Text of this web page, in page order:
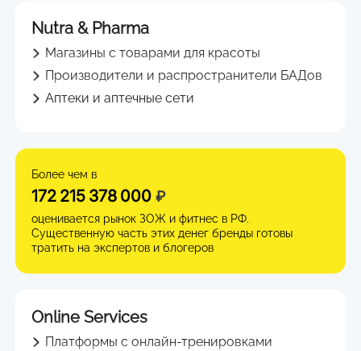
Online Services
Платформы с онлайн-тренировками
Nutra & Pharma
Магазины с товарами для красоты
Производители и распространители БАДов
Аптеки и аптечные сети
Более чем в
172 215 378 000 ₽
оценивается рынок ЗОЖ и фитнес в РФ.
Существенную часть этих денег бренды готовы
тратить на экспертов и блогеров